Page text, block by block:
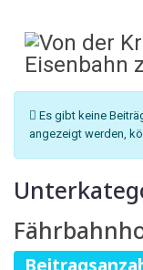
Information
Es gibt keine
angezeigt werden,